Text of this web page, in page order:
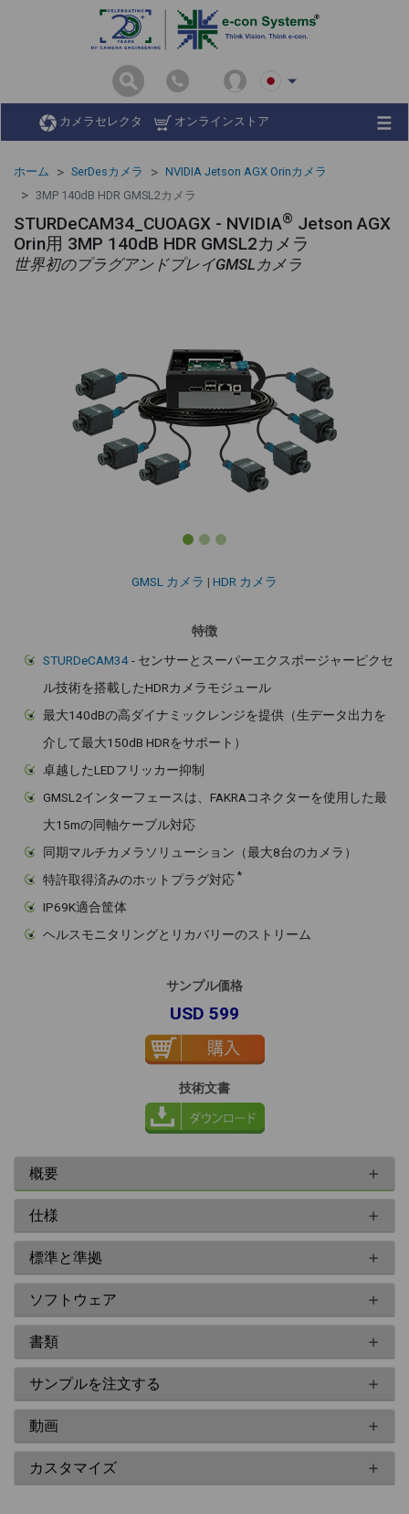
カメラセレクタ オンラインストア
ホーム SerDesカメラ
NVIDIA Jetson AGX Orinカメラ
3MP 140dB HDR GMSL2カメラ
STURDeCAM34_CUOAGX - NVIDIA® Jetson AGX
Orin用 3MP 140dB HDR GMSL2カメラ
世界初のプラグアンドプレイGMSLカメラ
GMSL カメラ | HDR カメラ
特徴
STURDeCAM34- センサーとスーパーエクスポージャーピクセ
ル技術を搭載したHDRカメラモジュール
最大140dBの高ダイナミックレンジを提供（生データ出力を
介して最大150dB HDRをサポート）
卓越したLEDフリッカー抑制
GMSL2インターフェースは、FAKRAコネクターを使用した最
大15mの同軸ケーブル対応
同期マルチカメラソリューション（最大8台のカメラ）
特許取得済みのホットプラグ対応 *
IP69K適合筐体
ヘルスモニタリングとリカバリーのストリーム
サンプル価格
USD 599
技術文書
概要
仕様
標準と準拠
ソフトウェア
書類
サンプルを注文する
動画
カスタマイズ